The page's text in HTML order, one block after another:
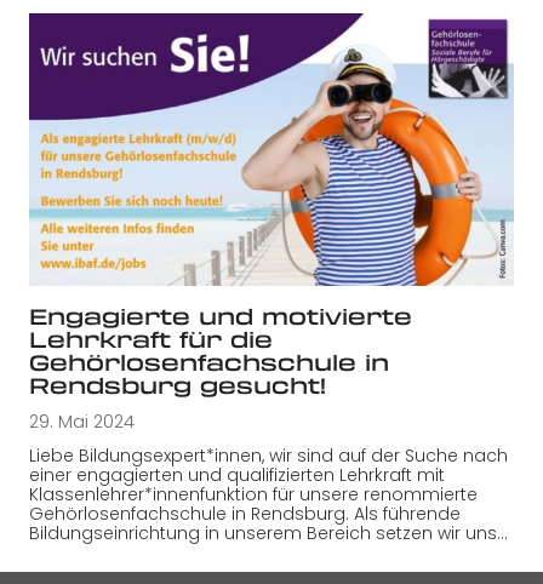
Engagierte und motivierte
Lehrkraft für die
Gehörlosenfachschule in
Rendsburg gesucht!
29. Mai 2024
Liebe Bildungsexpert*innen, wir sind auf der Suche nach
einer engagierten und qualifizierten Lehrkraft mit
Klassenlehrer*innenfunktion für unsere renommierte
Gehörlosenfachschule in Rendsburg. Als führende
Bildungseinrichtung in unserem Bereich setzen wir uns…